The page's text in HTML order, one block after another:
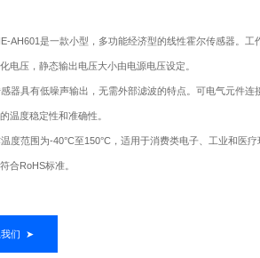
是一款小型，多功能经济型的线性霍尔传感器。工
电压，静态输出电压大小由电源电压设定。
具有低噪声输出，无需外部滤波的特点。可电气元件连
温度稳定性和准确性。
范围为-40°C至150°C，适用于消费类电子、工业和医疗
合RoHS标准。
们 ➤